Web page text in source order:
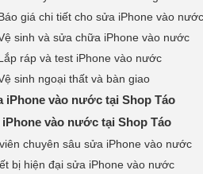
giá chi tiết cho sửa iPhone vào nước
sinh và sửa chữa iPhone vào nước
ráp và test iPhone vào nước
sinh ngoại thất và bàn giao
iPhone vào nước tại Shop Táo
vào nước tại Shop Táo
chuyên sâu sửa iPhone vào nước
bị hiện đại sửa iPhone vào nước